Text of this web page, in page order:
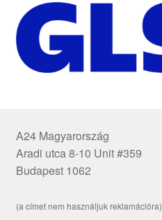
A24 Magyarország
Aradi utca 8-10 Unit #359
Budapest 1062
(a címet nem használjuk reklamációra)